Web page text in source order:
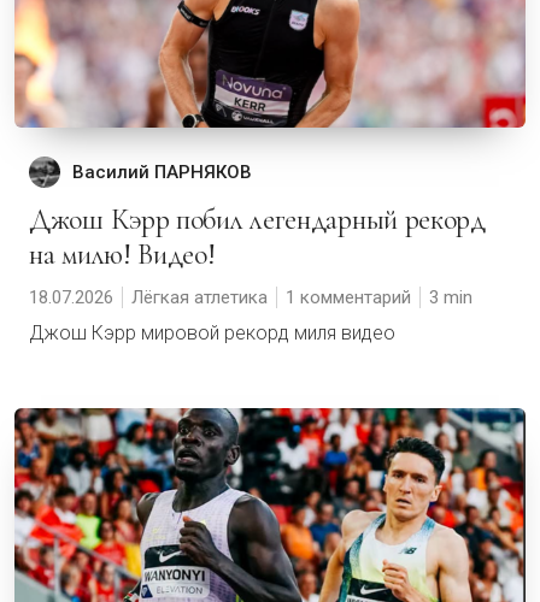
Василий ПАРНЯКОВ
Джош Кэрр побил легендарный рекорд
на милю! Видео!
18.07.2026 Лёгкая атлетика 1 комментарий 3
Джош Кэрр мировой рекорд миля видео